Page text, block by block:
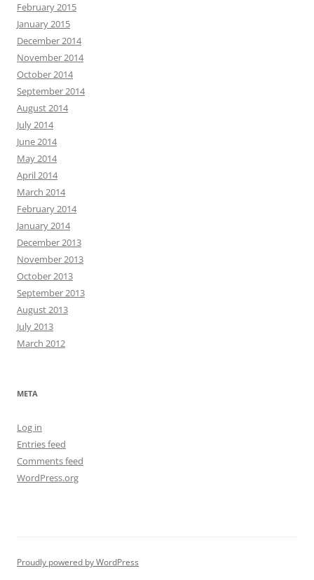
February 2015
January 2015
December 2014
November 2014
October 2014
September 2014
August 2014
July 2014
June 2014
May 2014
April 2014
March 2014
February 2014
January 2014
December 2013
November 2013
October 2013
September 2013
August 2013
July 2013
March 2012
META
Log in
Entries feed
Comments feed
WordPress.org
Proudly powered by WordPress